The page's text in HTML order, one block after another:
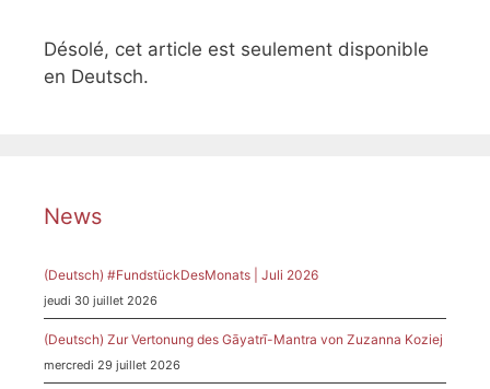
Désolé, cet article est seulement disponible
en Deutsch.
News
(Deutsch) #FundstückDesMonats | Juli 2026
jeudi 30 juillet 2026
(Deutsch) Zur Vertonung des Gāyatrī-Mantra von Zuzanna Koziej
mercredi 29 juillet 2026